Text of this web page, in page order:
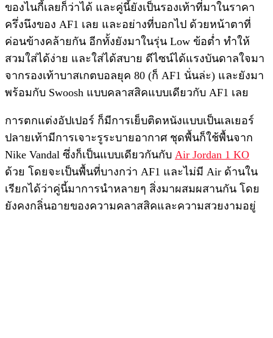
ของไนกี้เลยก็ว่าได้ และคู่นี้ยังเป็นรองเท้าที่มาในราคา
ครึ่งนึงของ AF1 เลย และอย่างที่บอกไป ด้วยหน้าตาที่
ค่อนข้างคล้ายกัน อีกทั้งยังมาในรุ่น Low ข้อต่ำ ทำให้
สวมใส่ได้ง่าย และใส่ได้สบาย ดีไซน์ได้แรงบันดาลใจมา
จากรองเท้าบาสเกตบอลยุค 80 (ก็ AF1 นั่นล่ะ) และยังมา
พร้อมกับ Swoosh แบบคลาสสิคแบบเดียวกับ AF1 เลย
การตกแต่งอัปเปอร์ ก็มีการเย็บติดหนังแบบเป็นเลเยอร์
ปลายเท้ามีการเจาะรูระบายอากาศ ชุดพื้นก็ใช้พื้นจาก
Nike Vandal ซึ่งก็เป็นแบบเดียวกันกับ Air Jordan 1 KO
ด้วย โดยจะเป็นพื้นที่บางกว่า AF1 และไม่มี Air ด้านใน
เรียกได้ว่าคู่นี้มาการนำหลายๆ สิ่งมาผสมผสานกัน โดย
ยังคงกลิ่นอายของความคลาสสิคและความสวยงามอยู่